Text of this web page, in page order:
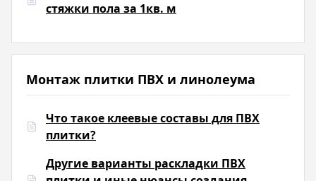
стяжки пола за 1кв. м
Монтаж плитки ПВХ и линолеума
Что такое клеевые составы для ПВХ
плитки?
Другие варианты раскладки ПВХ